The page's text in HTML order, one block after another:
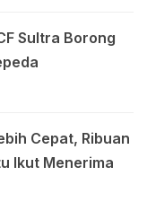
Sultra Borong
Cepat, Ribuan
Ikut Menerima